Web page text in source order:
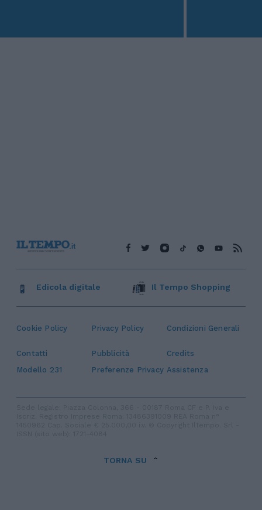
Cookie Policy Privacy Policy Condizioni Generali
Contatti Pubblicità
Credits
Modello 231
Preferenze Privacy Assistenza
Edicola digitale Il Tempo Shopping
TORNA SU